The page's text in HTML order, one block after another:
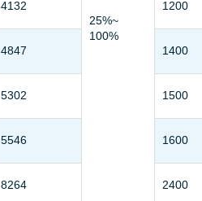
25%~
100%
4132 1200
4847 1400
5302 1500
5546 1600
8264 2400